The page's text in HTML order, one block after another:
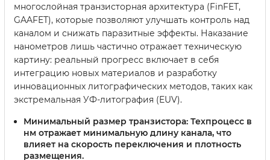
многослойная транзисторная архитектура (FinFET,
GAAFET), которые позволяют улучшать контроль над
каналом и снижать паразитные эффекты. Наказание
нанометров лишь частично отражает техническую
картину: реальный прогресс включает в себя
интеграцию новых материалов и разработку
инновационных литографических методов, таких как
экстремальная УФ-литография (EUV).
Минимальный размер транзистора: Техпроцесс в
нм отражает минимальную длину канала, что
влияет на скорость переключения и плотность
размещения.